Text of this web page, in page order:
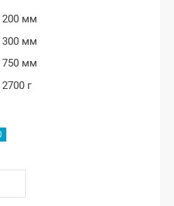
200 мм
300 мм
750 мм
2700 г